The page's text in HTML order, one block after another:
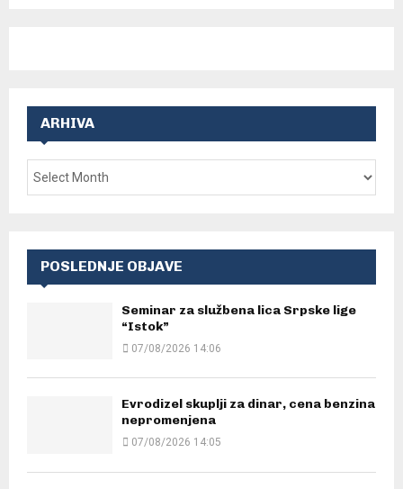
ARHIVA
POSLEDNJE OBJAVE
Seminar za službena lica Srpske lige
“Istok”
07/08/2026 14:06
Evrodizel skuplji za dinar, cena benzina
nepromenjena
07/08/2026 14:05